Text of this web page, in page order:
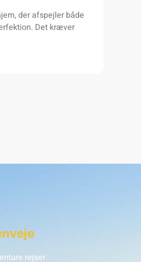
der afspejler både
Det kræver
rejser